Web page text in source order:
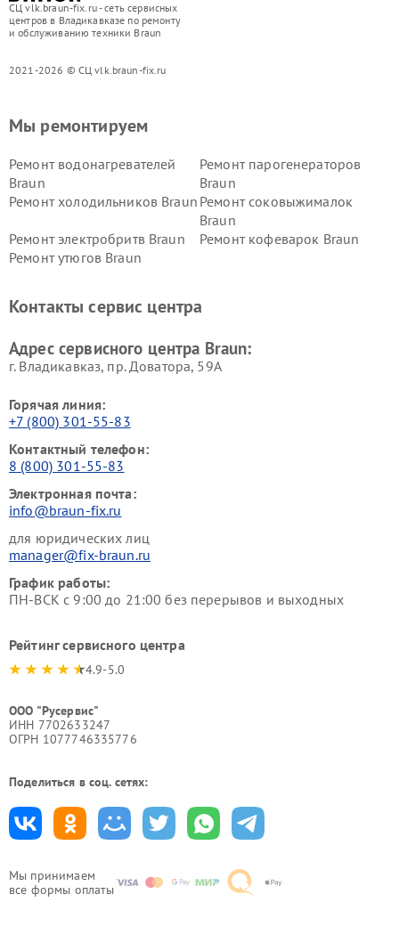
СЦ vlk.braun-fix.ru - сеть сервисных
центров в Владикавказе по ремонту
и обслуживанию техники Braun
2021-2026 © СЦ vlk.braun-fix.ru
Мы принимаем
все формы оплаты
Мы ремонтируем
Ремонт водонагревателей
Braun
Ремонт парогенераторов
Braun
Ремонт холодильников Braun Ремонт соковыжималок
Braun
Ремонт электробритв Braun
Ремонт кофеварок Braun
Ремонт утюгов Braun
Контакты сервис центра
Адрес сервисного центра Braun:
г. Владикавказ, пр. Доватора, 59А
Горячая линия:
+7 (800) 301-55-83
Контактный телефон:
8 (800) 301-55-83
Электронная почта:
info@braun-fix.ru
для юридических лиц
manager@fix-braun.ru
График работы:
ПН-ВСК с 9:00 до 21:00 без перерывов и выходных
Рейтинг сервисного центра
4.9-5.0
ООО "Русервис"
ИНН 7702633247
ОГРН 1077746335776
Поделиться в соц. сетях: